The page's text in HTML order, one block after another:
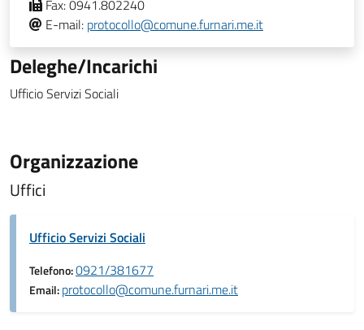
Fax:0941.802240
E-mail: protocollo@comune.furnari.me.it
Deleghe/Incarichi
Ufficio Servizi Sociali
Organizzazione
Uffici
Ufficio Servizi Sociali
Telefono:0921/381677
Email:protocollo@comune.furnari.me.it